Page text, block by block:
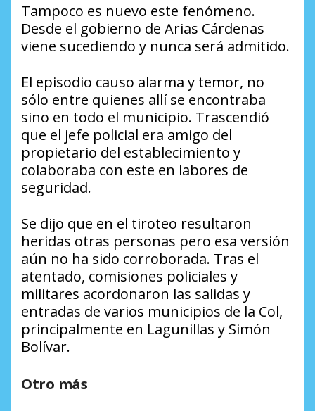
Tampoco es nuevo este fenómeno.
Desde el gobierno de Arias Cárdenas
viene sucediendo y nunca será admitido.
El episodio causo alarma y temor, no
sólo entre quienes allí se encontraba
sino en todo el municipio. Trascendió
que el jefe policial era amigo del
propietario del establecimiento y
colaboraba con este en labores de
seguridad.
Se dijo que en el tiroteo resultaron
heridas otras personas pero esa versión
aún no ha sido corroborada. Tras el
atentado, comisiones policiales y
militares acordonaron las salidas y
entradas de varios municipios de la Col,
principalmente en Lagunillas y Simón
Bolívar.
Otro más